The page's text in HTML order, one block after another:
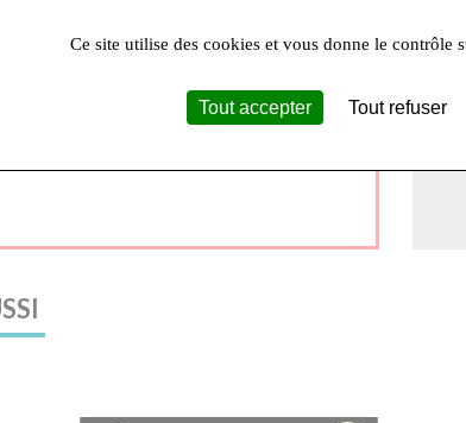
à Samedi - 9h30 à 12h et 14h à 18h Lundi
Ce site utilise des cookies et vous donne le contrôle
Tout accepter Tout refuser